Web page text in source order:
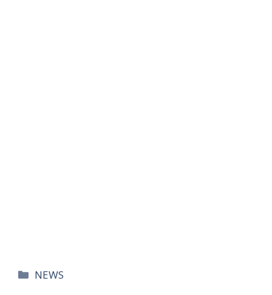
카
NEWS